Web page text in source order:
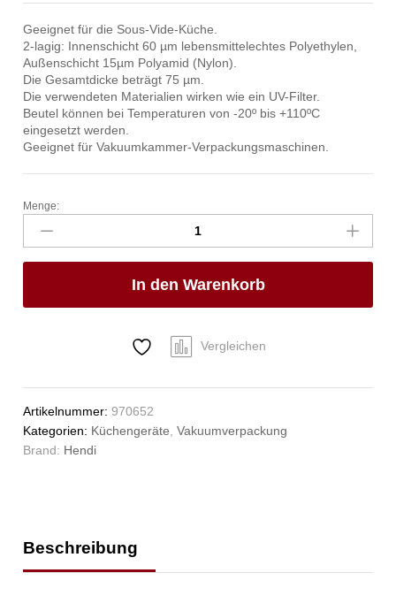
Geeignet für die Sous-Vide-Küche.
2-lagig: Innenschicht 60 µm lebensmittelechtes Polyethylen,
Außenschicht 15µm Polyamid (Nylon).
Die Gesamtdicke beträgt 75 µm.
Die verwendeten Materialien wirken wie ein UV-Filter.
Beutel können bei Temperaturen von -20º bis +110ºC
eingesetzt werden.
Geeignet für Vakuumkammer-Verpackungsmaschinen.
Vakuum-
Kochbeutel,
HENDI,
100
250x150mm
Menge:
In den Warenkorb
Vergleichen
Artikelnummer:970652
Kategorien: Küchengeräte ,Vakuumverpackung
Brand: Hendi
Beschreibung